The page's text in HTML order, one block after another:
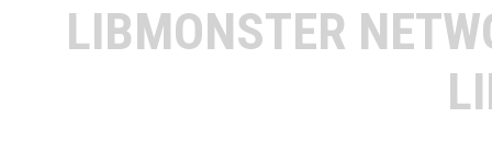
LIBMONSTER